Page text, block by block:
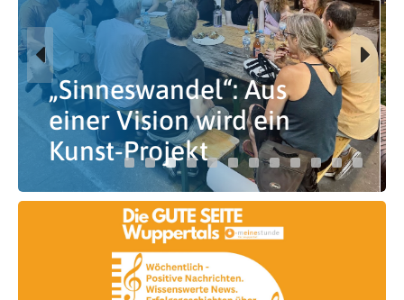
Mirjam von Eigen:
Einmal im Jahr reif
für die Insel